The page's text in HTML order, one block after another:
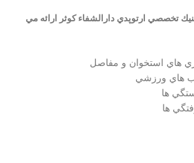
تخصصي ارتوپدي دارالشفاء كوثر ارائه مي
هاي استخوان و مفاصل
هاي ورزشي
ها
ها